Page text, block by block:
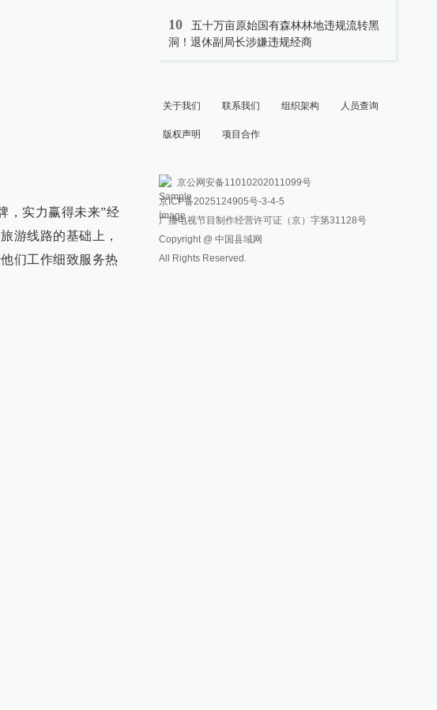
，实力赢得未来”经
游线路的基础上，
们工作细致服务热
10
五十万亩原始国有森林林地违规流转黑
洞！退休副局长涉嫌违规经商
关于我们 联系我们 组织架构 人员查询
版权声明 项目合作
京公网安备11010202011099号
京ICP备2025124905号-3-4-5
广播电视节目制作经营许可证（京）字第31128号
Copyright @ 中国县域网
All Rights Reserved.